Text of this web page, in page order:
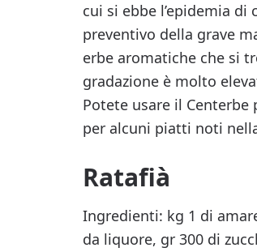
cui si ebbe l’epidemia di
preventivo della grave
erbe aromatiche che si
gradazione è molto
Potete usare il
per alcuni piatti noti
Ratafià
Ingredienti: kg 1 di
da liquore, gr 300 di